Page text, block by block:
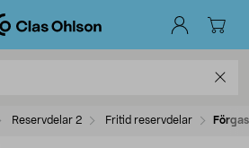
Reservdelar 2 Fritid reservdelar